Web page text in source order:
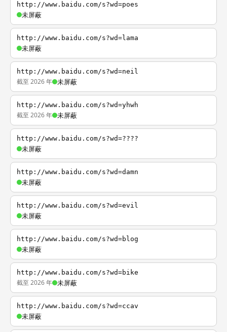
http://www.baidu.com/s?wd=poes
未屏蔽
http://www.baidu.com/s?wd=lama
未屏蔽
http://www.baidu.com/s?wd=neil
截至 2026 年 未屏蔽
http://www.baidu.com/s?wd=yhwh
截至 2026 年 未屏蔽
http://www.baidu.com/s?wd=????
未屏蔽
http://www.baidu.com/s?wd=damn
未屏蔽
http://www.baidu.com/s?wd=evil
未屏蔽
http://www.baidu.com/s?wd=blog
未屏蔽
http://www.baidu.com/s?wd=bike
截至 2026 年 未屏蔽
http://www.baidu.com/s?wd=ccav
未屏蔽